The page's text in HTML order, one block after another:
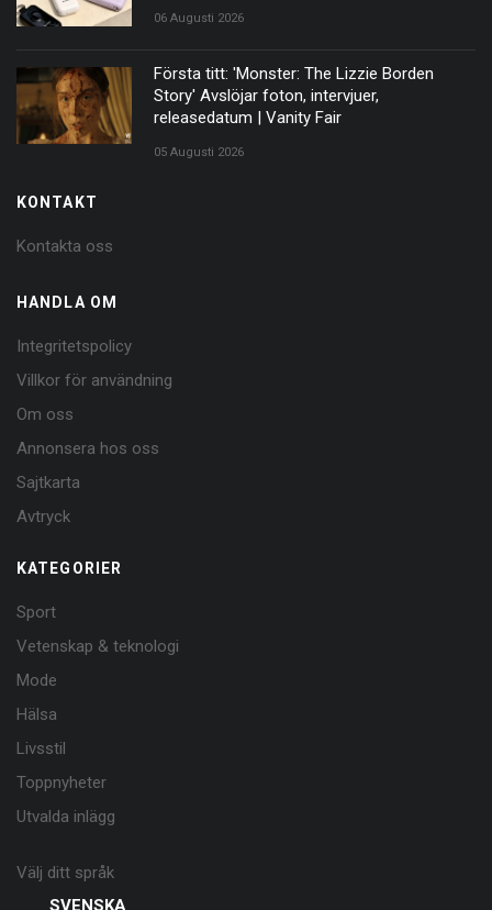
06 Augusti 2026
Första titt: 'Monster: The Lizzie Borden
Story' Avslöjar foton, intervjuer,
releasedatum | Vanity Fair
05 Augusti 2026
KONTAKT
Kontakta oss
HANDLA OM
Integritetspolicy
Villkor för användning
Om oss
Annonsera hos oss
Sajtkarta
Avtryck
KATEGORIER
Sport
Vetenskap & teknologi
Mode
Hälsa
Livsstil
Toppnyheter
Utvalda inlägg
Välj ditt språk
SVENSKA